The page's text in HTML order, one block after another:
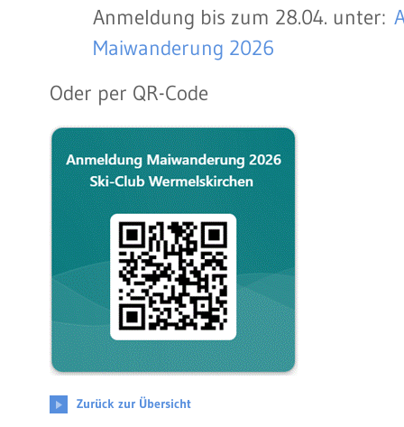
Anmeldung bis zum 28.04. unter:
Maiwanderung 2026
Oder per QR-Code
Zurück zur Übersicht